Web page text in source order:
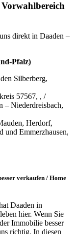
direkt in Daaden –
Pfalz)
Silberberg,
57567, , /
– Niederdreisbach,
Herdorf,
und Emmerzhausen,
verkaufen / Home
Daaden in
hier. Wenn Sie
Immobilie besser
richtig. In diesen